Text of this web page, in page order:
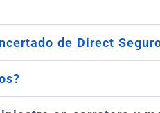
de Direct